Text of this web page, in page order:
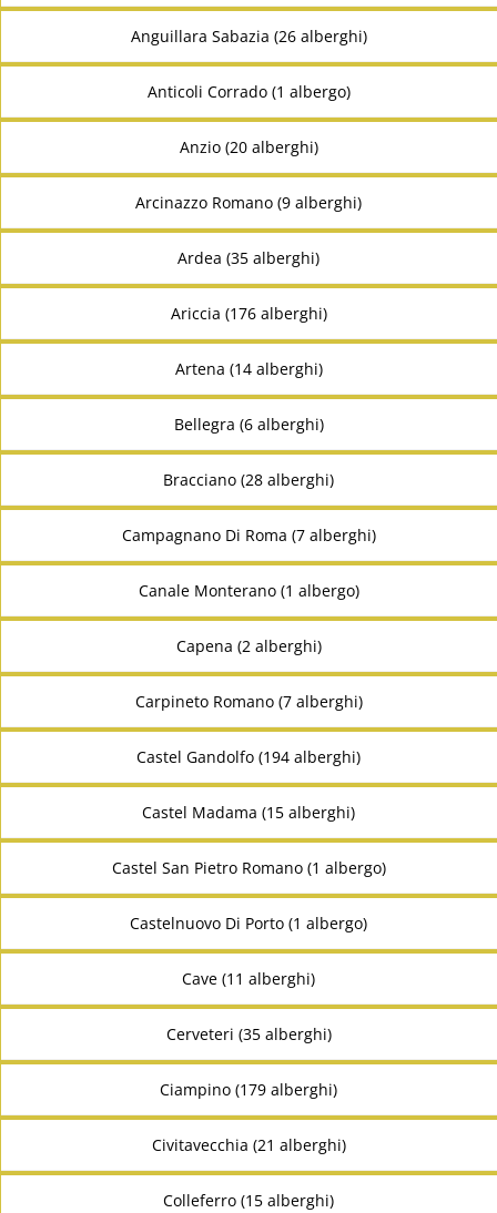
Anguillara Sabazia (26 alberghi)
Anticoli Corrado (1 albergo)
Anzio (20 alberghi)
Arcinazzo Romano (9 alberghi)
Ardea (35 alberghi)
Ariccia (176 alberghi)
Artena (14 alberghi)
Bellegra (6 alberghi)
Bracciano (28 alberghi)
Campagnano Di Roma (7 alberghi)
Canale Monterano (1 albergo)
Capena (2 alberghi)
Carpineto Romano (7 alberghi)
Castel Gandolfo (194 alberghi)
Castel Madama (15 alberghi)
Castel San Pietro Romano (1 albergo)
Castelnuovo Di Porto (1 albergo)
Cave (11 alberghi)
Cerveteri (35 alberghi)
Ciampino (179 alberghi)
Civitavecchia (21 alberghi)
Colleferro (15 alberghi)